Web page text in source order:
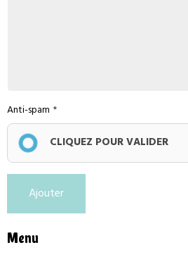
Anti-spam
CLIQUEZ POUR VALIDER
Ajouter
Menu